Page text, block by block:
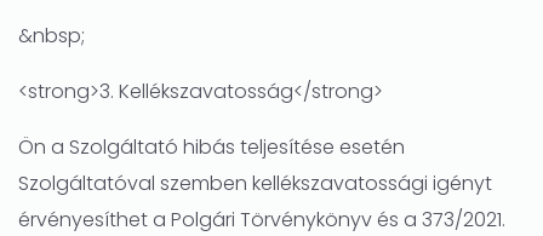
&nbsp;
<strong>3. Kellékszavatosság</strong>
Ön a Szolgáltató hibás teljesítése esetén
Szolgáltatóval szemben kellékszavatossági igényt
érvényesíthet a Polgári Törvénykönyv és a 373/2021.